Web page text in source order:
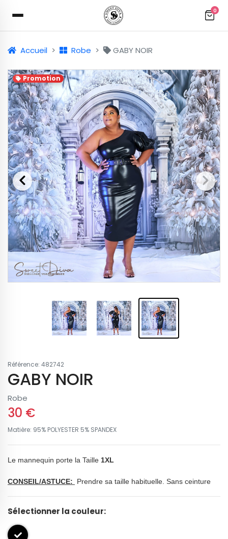
0
Accueil Robe GABY NOIR
Promotion
Référence: 482742
GABY NOIR
Robe
30 €
Matière: 95% POLYESTER 5% SPANDEX
Le mannequin porte la Taille 1XL
CONSEIL/ASTUCE: Prendre sa taille habituelle. Sans ceinture
Sélectionner la couleur: